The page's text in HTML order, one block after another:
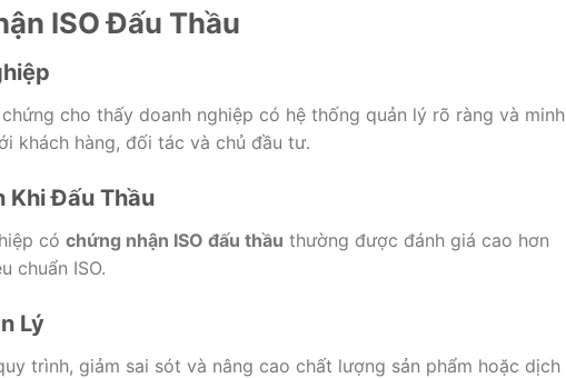
ISO Đấu Thầu
cho thấy doanh nghiệp có hệ thống quản lý rõ ràng và minh
khách hàng, đối tác và chủ đầu tư.
Khi Đấu Thầu
có chứng nhận ISO đấu thầu thường được đánh giá cao hơn
chuẩn ISO.
Lý
trình, giảm sai sót và nâng cao chất lượng sản phẩm hoặc dịch